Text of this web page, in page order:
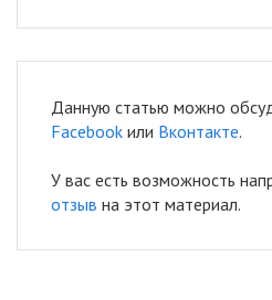
Данную статью можно
Facebook или Вконтакте.
У вас есть возможность
отзыв на этот материал.